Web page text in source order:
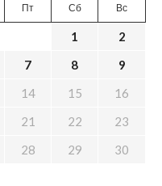
Пт Сб Вс
1
2
7 8
9
14 15
16
21 22
23
28 29
30